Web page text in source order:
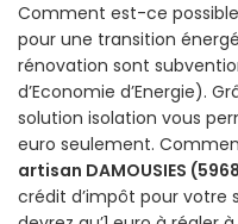
Comment est-ce possible
pour une transition
rénovation sont
d’Economie d’Energie).
solution isolation vous
euro seulement.
artisan DAMOUSIES
crédit d’impôt pour votre